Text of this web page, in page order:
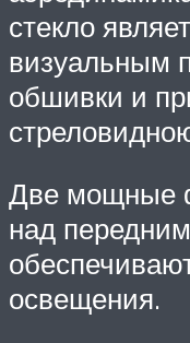
стекло
визуальным
обшивки и
Две мощные
над
освещения.